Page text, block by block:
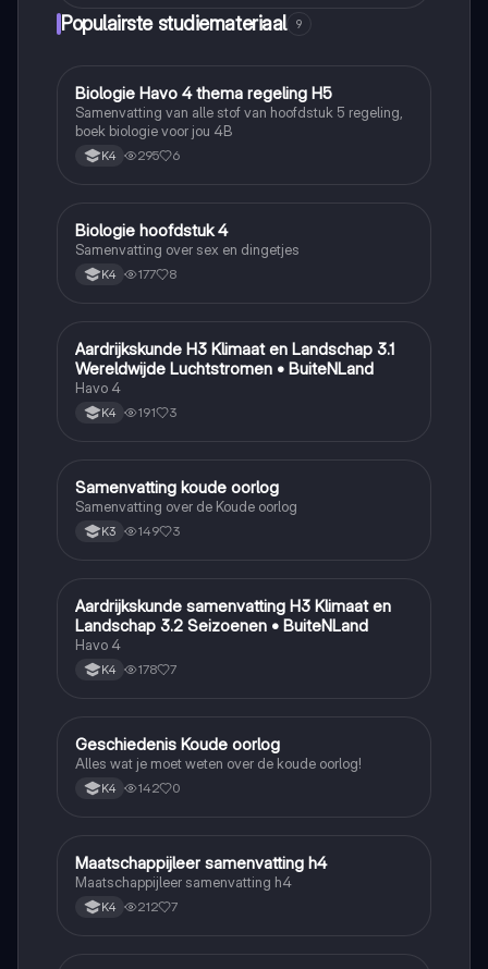
Populairste studiemateriaal 9
Biologie
Biologie Havo 4 thema regeling H5
Samenvatting van alle stof van hoofdstuk 5 regeling,
boek biologie voor jou 4B
K4 295 6
Biologie
Biologie hoofdstuk 4
Samenvatting over sex en dingetjes
K4 177 8
Aardrijkskunde
Aardrijkskunde H3 Klimaat en Landschap 3.1
Wereldwijde Luchtstromen • BuiteNLand
Havo 4
K4 191 3
Geschiedenis
Samenvatting koude oorlog
Samenvatting over de Koude oorlog
K3 149 3
Aardrijkskunde
Aardrijkskunde samenvatting H3 Klimaat en
Landschap 3.2 Seizoenen • BuiteNLand
Havo 4
K4 178 7
Geschiedenis
Geschiedenis Koude oorlog
Alles wat je moet weten over de koude oorlog!
K4 142 0
Maatschappijleer
Maatschappijleer samenvatting h4
Maatschappijleer samenvatting h4
K4 212 7